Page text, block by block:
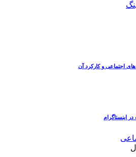
اجتماعی و کارکرد آن